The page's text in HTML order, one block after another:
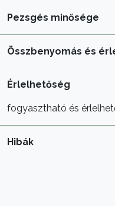
Pezsgés minősége
Összbenyomás és
Érlelhetőség
fogyasztható és
Hibák